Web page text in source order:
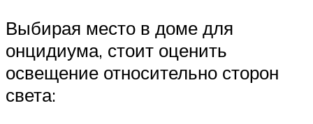
Выбирая место в доме для
онцидиума, стоит оценить
освещение относительно сторон
света: